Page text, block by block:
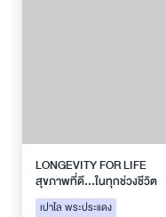
LONGEVITY FOR LIFE
สุขภาพที่ดี...ในทุกช่วงชีวิต
เปาโล พระประแดง